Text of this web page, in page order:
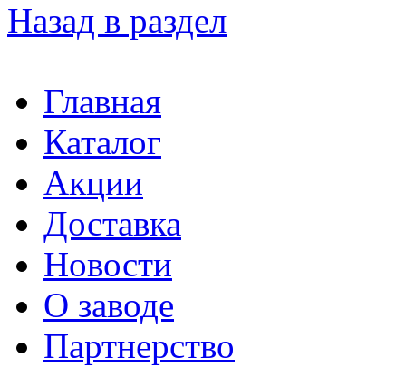
Назад в раздел
Главная
Каталог
Акции
Доставка
Новости
О заводе
Партнерство